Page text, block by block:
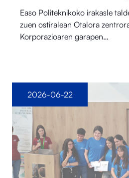
Easo Politeknikoko irakasle
zuen ostiralean Otalora⁠
Korporazioaren garapen…
2026-06-22